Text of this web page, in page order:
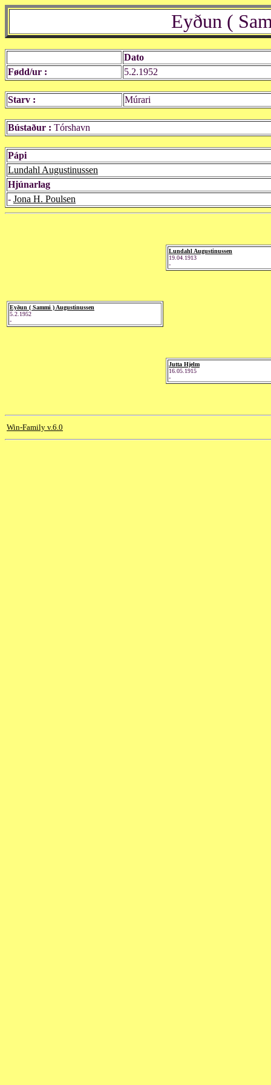
Eyðun (
Dato
Fødd/ur :
5.2.1952
Starv : Múrari
Bústaður : Tórshavn
Pápi
Lundahl Augustinussen
Hjúnarlag
- Jona H. Poulsen
Eyðun ( Sammi ) Augustinussen
5.2.1952
-
Lundahl Augustinussen
19.04.1913
-
Jutta Hjelm
16.05.1915
-
Win-Family v.6.0